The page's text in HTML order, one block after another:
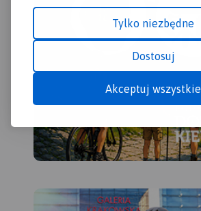
Tylko niezbędne
Dostosuj
Akceptuj wszystkie
Polodowcową pamiątką są
Skandynawii. Uroku dodają
rozległe kompleksy Puszczy
Augustowskiej, okalającej
Jeziora Wigry.
Obszar ten to idealne miejsce
dla amatorów sportów
popularnością cieszą się
spływy kajakowe Czarną